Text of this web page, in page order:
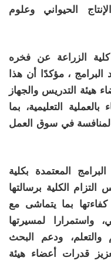
الحيواني وعلوم
الزراعة عن فخره
، مؤكدًا أن هذا
هيئة التدريس والجهاز
التعليمية، بما
في سوق العمل
المعتمدة بكلية
التزام الكلية برسالتها
كفاءتها بما يتماشى مع
واستمرارا لمسيرتها
والتعلم، ودعم البحث
قدرات أعضاء هيئة